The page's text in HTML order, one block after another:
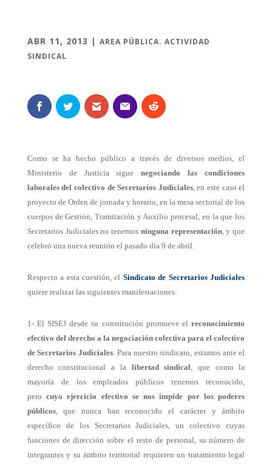
ABR 11, 2013 | AREA PÚBLICA. ACTIVIDAD
SINDICAL
Como se ha hecho público a través de diversos medios, el
Ministerio de Justicia siguenegociando las condiciones
laborales del colectivo de Secretarios Judiciales, en este caso el
proyecto de Orden de jornada y horario, en la mesa sectorial de los
cuerpos de Gestión, Tramitación y Auxilio procesal, en la que los
Secretarios Judiciales no tenemos ninguna representación, y que
celebró una nueva reunión el pasado día 9 de abril.
Respecto a esta cuestión, el Sindicato de Secretarios Judiciales
quiere realizar las siguientes manifestaciones:
1- El SISEJ desde su constitución promueve el reconocimiento
efectivo del derecho a la negociación colectiva para el colectivo
de Secretarios Judiciales. Para nuestro sindicato, estamos ante el
derecho constitucional a la libertad sindical, que como la
mayoría de los empleados públicos tenemos reconocido,
perocuyo ejercicio efectivo se nos impide por los poderes
públicos, que nunca han reconocido el carácter y ámbito
específico de los Secretarios Judiciales, un colectivo cuyas
funciones de dirección sobre el resto de personal, su número de
integrantes y su ámbito territorial requieren un tratamiento legal